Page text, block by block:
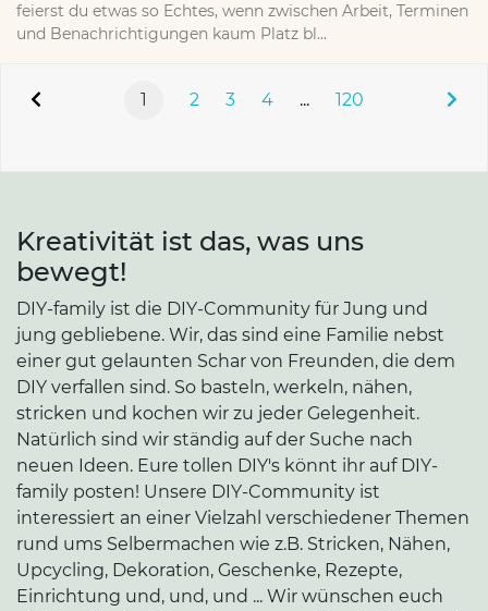
feierst du etwas so Echtes, wenn zwischen Arbeit, Terminen
und Benachrichtigungen kaum Platz bl...
1 2 3 4 ... 120
Kreativität ist das, was uns
bewegt!
DIY-family ist die DIY-Community für Jung und
jung gebliebene. Wir, das sind eine Familie nebst
einer gut gelaunten Schar von Freunden, die dem
DIY verfallen sind. So basteln, werkeln, nähen,
stricken und kochen wir zu jeder Gelegenheit.
Natürlich sind wir ständig auf der Suche nach
neuen Ideen. Eure tollen DIY's könnt ihr auf DIY-
family posten! Unsere DIY-Community ist
interessiert an einer Vielzahl verschiedener Themen
rund ums Selbermachen wie z.B. Stricken, Nähen,
Upcycling, Dekoration, Geschenke, Rezepte,
Einrichtung und, und, und ... Wir wünschen euch